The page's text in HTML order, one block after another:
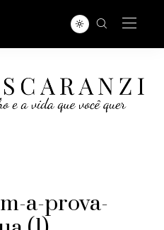
a-prova-